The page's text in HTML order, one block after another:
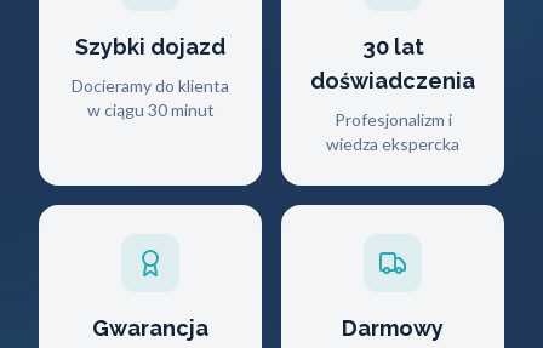
Szybki dojazd
Docieramy do klienta
w ciągu 30 minut
30 lat
doświadczenia
Profesjonalizm i
wiedza ekspercka
Gwarancja
Darmowy